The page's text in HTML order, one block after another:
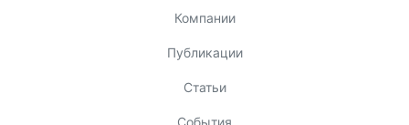
Компании
Публикации
Статьи